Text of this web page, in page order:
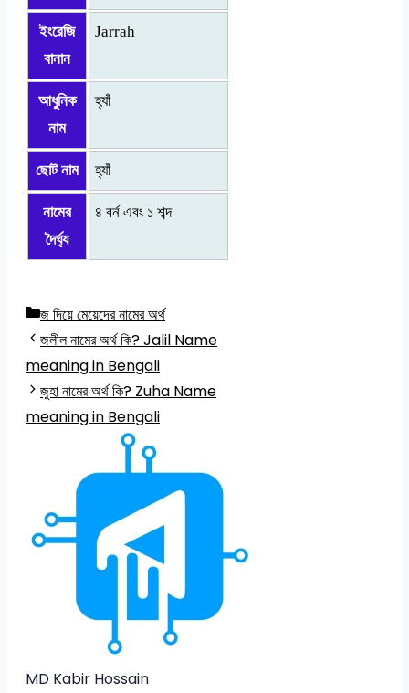
ইংরেজি
বানান
Jarrah
আধুনিক
নাম
হ্যাঁ
ছোট নাম হ্যাঁ
নামের
দৈর্ঘ্য
৪ বর্ন এবং ১ শব্দ
Categories
জ দিয়ে মেয়েদের নামের অর্থ
জলীল নামের অর্থ কি? Jalil Name
meaning in Bengali
জুহা নামের অর্থ কি? Zuha Name
meaning in Bengali
MD Kabir Hossain